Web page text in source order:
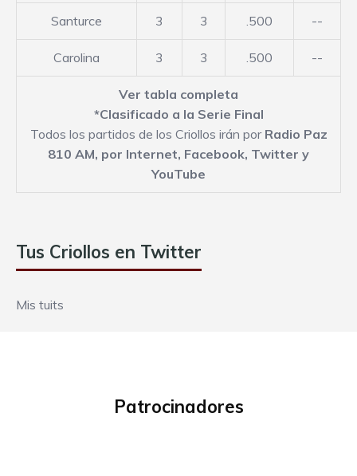
Santurce 3 3 .500 --
Carolina 3 3 .500 --
Ver tabla completa
*Clasificado a la Serie Final
Todos los partidos de los Criollos irán por Radio Paz
810 AM, por Internet, Facebook, Twitter y
YouTube
Tus Criollos en Twitter
Mis tuits
Patrocinadores